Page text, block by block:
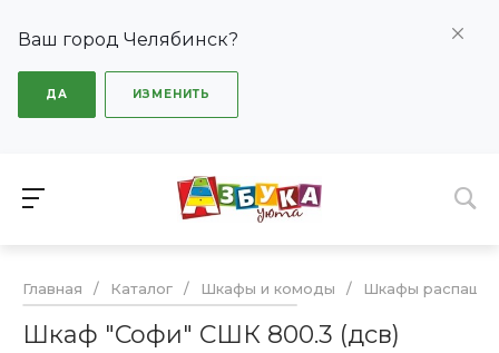
Ваш город Челябинск?
ДА ИЗМЕНИТЬ
Главная / Каталог / Шкафы и комоды / Шкафы
Шкаф "Софи" СШК 800.3 (дсв)